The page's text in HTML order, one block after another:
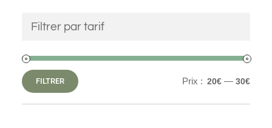
Filtrer par tarif
Prix
Prix
FILTRER Prix : 20€ — 30€